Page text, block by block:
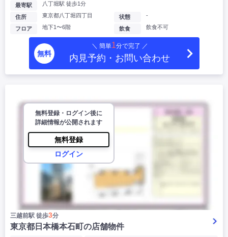
最寄駅 八丁堀駅 徒歩1分
住所 東京都八丁堀四丁目
フロア 地下1〜6階
状態 -
飲食 飲食不可
無料
＼ 簡単1分で完了 ／
内見予約・お問い合わせ
無料登録・ログイン後に
詳細情報が公開されます
無料登録
ログイン
三越前駅 徒歩3分
東京都日本橋本石町の店舗物件